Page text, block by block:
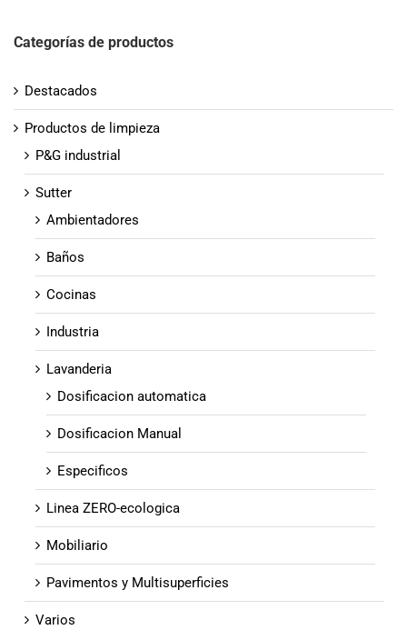
Categorías de productos
Destacados
Productos de limpieza
P&G industrial
Sutter
Ambientadores
Baños
Cocinas
Industria
Lavanderia
Dosificacion automatica
Dosificacion Manual
Especificos
Linea ZERO-ecologica
Mobiliario
Pavimentos y Multisuperficies
Varios